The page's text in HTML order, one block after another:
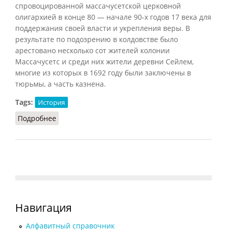
спровоцированной массачусетской церковной
олигархией в конце 80 — начале 90-х годов 17 века для
поддержания своей власти и укрепления веры. В
результате по подозрению в колдовстве было
арестовано несколько сот жителей колонии
Массачусетс и среди них жители деревни Сейлем,
многие из которых в 1692 году были заключены в
тюрьмы, а часть казнена.
Tags:
История
Подробнее
Навигация
Алфавитный справочник